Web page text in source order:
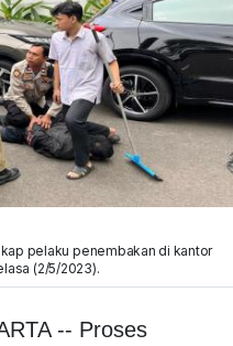
pelaku penembakan di kantor
(2/5/2023).
-- Proses